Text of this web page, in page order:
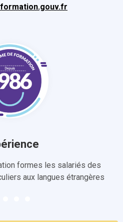
formes les salariés des
aux langues étrangères